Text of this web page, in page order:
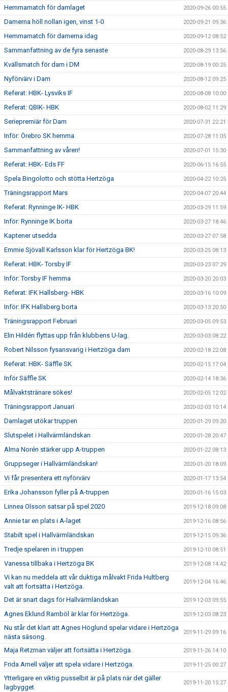
Hemmamatch för damlaget 2020-09-26 00:55
Damerna höll nollan igen, vinst 1-0 2020-09-21 09:36
Hemmamatch för damerna idag 2020-09-12 08:52
Sammanfattning av de fyra senaste 2020-08-29 13:56
Kvällsmatch för dam i DM 2020-08-19 00:25
Nyförvärv i Dam 2020-08-12 09:25
Referat: HBK- Lysviks IF 2020-08-08 10:00
Referat: QBIK- HBK 2020-08-02 11:29
Seriepremiär för Dam 2020-07-31 22:21
Inför: Örebro SK hemma 2020-07-28 11:05
Sammanfattning av våren! 2020-07-01 15:30
Referat: HBK- Eds FF 2020-06-15 16:55
Spela Bingolotto och stötta Hertzöga 2020-04-22 10:25
Träningsrapport Mars 2020-04-07 20:44
Referat: Rynninge IK- HBK 2020-03-29 11:59
Inför: Rynninge IK borta 2020-03-27 18:46
Kaptener utsedda 2020-03-27 07:58
Emmie Sjövall Karlsson klar för Hertzöga BK! 2020-03-25 08:13
Referat: HBK- Torsby IF 2020-03-23 07:29
Inför: Torsby IF hemma 2020-03-20 20:03
Referat: IFK Hallsberg- HBK 2020-03-16 10:09
Inför: IFK Hallsberg borta 2020-03-13 20:50
Träningsrapport Februari 2020-03-05 09:53
Elin Hildén flyttas upp från klubbens U-lag. 2020-03-03 08:22
Robert Nilsson fysansvarig i Hertzöga dam 2020-02-18 22:08
Referat: HBK- Säffle SK 2020-02-15 17:04
Inför Säffle SK 2020-02-14 18:36
Målvaktstränare sökes! 2020-02-05 12:02
Träningsrapport Januari 2020-02-03 10:14
Damlaget utökar truppen 2020-01-29 09:20
Slutspelet i Hallvärmländskan 2020-01-28 20:47
Alma Norén stärker upp A-truppen 2020-01-22 08:13
Gruppseger i Hallvärmländskan! 2020-01-20 18:09
Vi får presentera ett nyförvärv 2020-01-17 13:54
Erika Johansson fyller på A-truppen 2020-01-16 15:03
Linnea Olsson satsar på spel 2020 2019-12-18 09:08
Annie tar en plats i A-laget 2019-12-16 08:56
Stabilt spel i Hallvärmländskan 2019-12-15 09:36
Tredje spelaren in i truppen 2019-12-10 08:51
Vanessa tillbaka i Hertzöga BK 2019-12-08 14:42
Vi kan nu meddela att vår duktiga målvakt Frida Hultberg
valt att fortsätta i Hertzöga.
2019-12-04 16:46
Det är snart dags för Hallvärmländskan 2019-12-03 09:55
Agnes Eklund Ramböl är klar för Hertzöga. 2019-12-03 08:23
Nu står det klart att Agnes Höglund spelar vidare i Hertzöga
nästa säsong.
2019-11-29 09:16
Maja Retzman väljer att fortsätta i Hertzöga. 2019-11-26 14:10
Frida Arnell väljer att spela vidare i Hertzöga. 2019-11-25 00:27
Ytterligare en viktig pusselbit är på plats när det gäller
lagbygget
2019-11-20 15:27